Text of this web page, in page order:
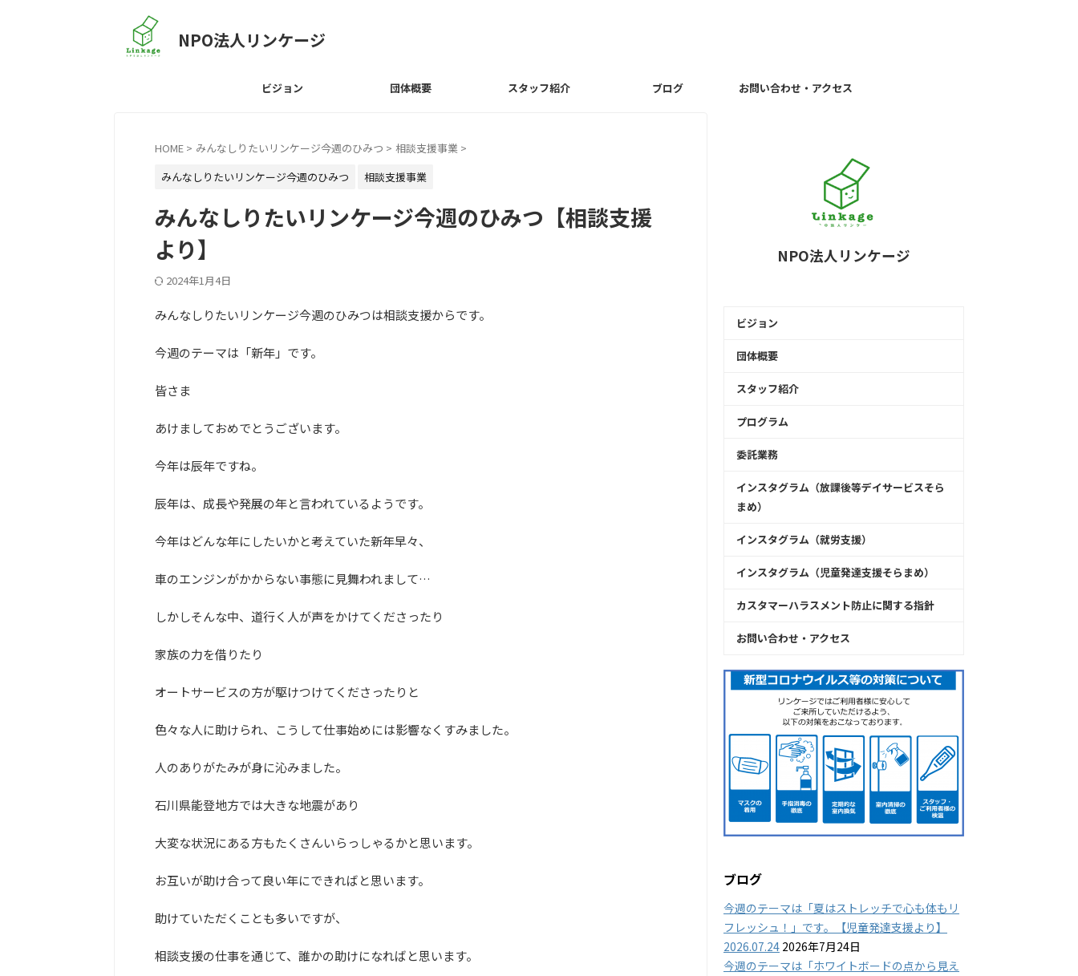
NPO法人リンケージ
ビジョン 団体概要 スタッフ紹介 ブログ お問い合わせ・アクセス
HOME > みんなしりたいリンケージ今週のひみつ > 相談支援事業 >
みんなしりたいリンケージ今週のひみつ
相談支援事業
みんなしりたいリンケージ今週のひみつ【相談支援
より】
2024年1月4日
みんなしりたいリンケージ今週のひみつは相談支援からです。
今週のテーマは「新年」です。
皆さま
あけましておめでとうございます。
今年は辰年ですね。
辰年は、成長や発展の年と言われているようです。
今年はどんな年にしたいかと考えていた新年早々、
車のエンジンがかからない事態に見舞われまして…
しかしそんな中、道行く人が声をかけてくださったり
家族の力を借りたり
オートサービスの方が駆けつけてくださったりと
色々な人に助けられ、こうして仕事始めには影響なくすみました。
人のありがたみが身に沁みました。
石川県能登地方では大きな地震があり
大変な状況にある方もたくさんいらっしゃるかと思います。
お互いが助け合って良い年にできればと思います。
助けていただくことも多いですが、
相談支援の仕事を通じて、誰かの助けになればと思います。
NPO法人リンケージ
ビジョン
団体概要
スタッフ紹介
プログラム
委託業務
インスタグラム（放課後等デイサービスそら
まめ）
インスタグラム（就労支援）
インスタグラム（児童発達支援そらまめ）
カスタマーハラスメント防止に関する指針
お問い合わせ・アクセス
ブログ
今週のテーマは「夏はストレッチで心も体もリ
フレッシュ！」です。【児童発達支援より】
2026.07.24 2026年7月24日
今週のテーマは「ホワイトボードの点から見え